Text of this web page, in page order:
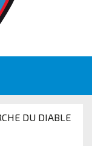
DU DIABLE